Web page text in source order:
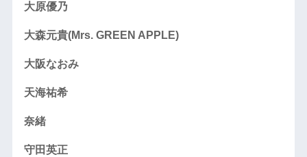
大原優乃
大森元貴(Mrs. GREEN APPLE)
大阪なおみ
天海祐希
奈緒
守田英正